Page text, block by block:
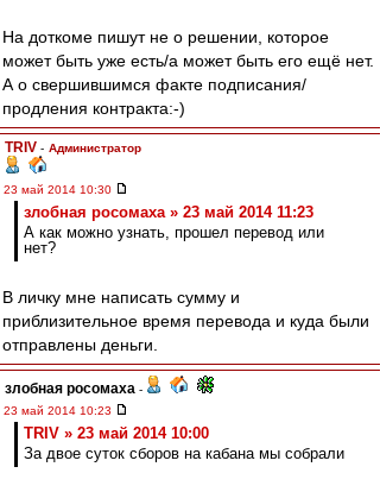
На доткоме пишут не о решении, которое
может быть уже есть/а может быть его ещё нет.
А о свершившимся факте подписания/
продления контракта:-)
TRIV - Администратор
23 май 2014 10:30
злобная росомаха » 23 май 2014 11:23
А как можно узнать, прошел перевод или
нет?
В личку мне написать сумму и
приблизительное время перевода и куда были
отправлены деньги.
злобная росомаха -
23 май 2014 10:23
TRIV » 23 май 2014 10:00
За двое суток сборов на кабана мы собрали